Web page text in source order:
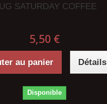
SATURDAY COFFEE
5,50 €
au panier Détails
Disponible